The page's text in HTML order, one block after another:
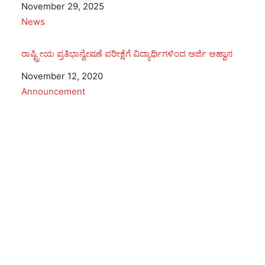
Date
November 29, 2025
In relation to
News
ರಾಷ್ಟ್ರೀಯ ಪ್ರತಿಭಾನ್ವೇಷಣೆ ಪರೀಕ್ಷೆಗೆ ವಿದ್ಯಾರ್ಥಿಗಳಿಂದ ಅರ್ಜಿ ಆಹ್ವಾನ
Date
November 12, 2020
In relation to
Announcement